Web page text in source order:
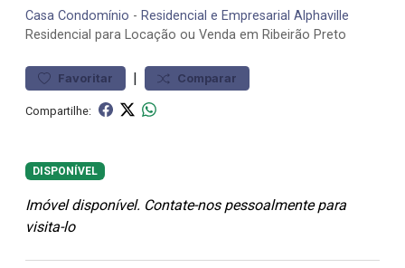
Casa Condomínio - Residencial e Empresarial Alphaville
Residencial para Locação ou Venda em Ribeirão Preto
Favoritar | Comparar
Compartilhe:
DISPONÍVEL
Imóvel disponível. Contate-nos pessoalmente para
visita-lo